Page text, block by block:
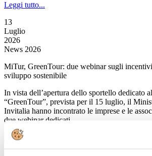
Leggi tutto...
13
Luglio
2026
News 2026
MiTur, GreenTour: due webinar sugli
sviluppo sostenibile
In vista dell’apertura dello sportello dedicato
“GreenTour”, prevista per il 15 luglio, il
Invitalia hanno incontrato le imprese e le
due webinar dedicati.
Leggi tutto...